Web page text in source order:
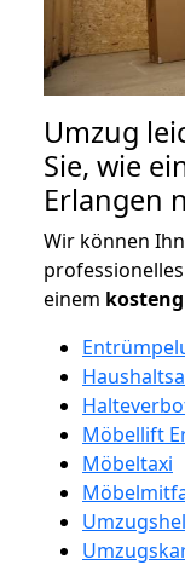
Umzug
Sie, wie
Erlangen
Wir können
einem
Möbellift
Möbeltaxi